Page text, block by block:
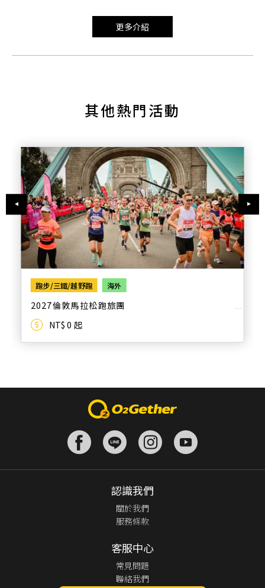
更多介紹
其他熱門活動
跑步/三鐵/越野跑 海外
2027倫敦馬拉松跑旅團
NT$ 0 起
認識我們
關於我們
服務條款
客服中心
常見問題
聯絡我們